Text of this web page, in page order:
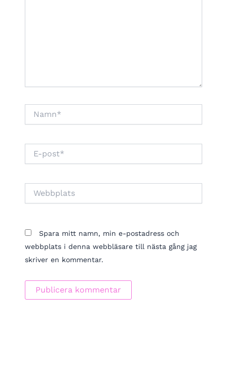
post*
Spara mitt namn, min e-postadress och
webbplats i denna webbläsare till nästa gång jag
skriver en kommentar.